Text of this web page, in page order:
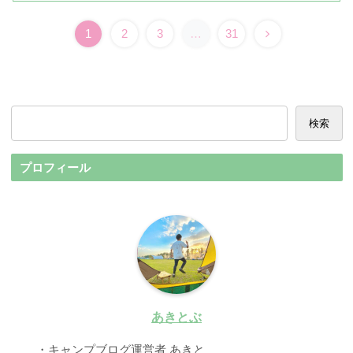
1 2 3 … 31
検索
プロフィール
あきとぶ
・キャンプブログ運営者 あきと